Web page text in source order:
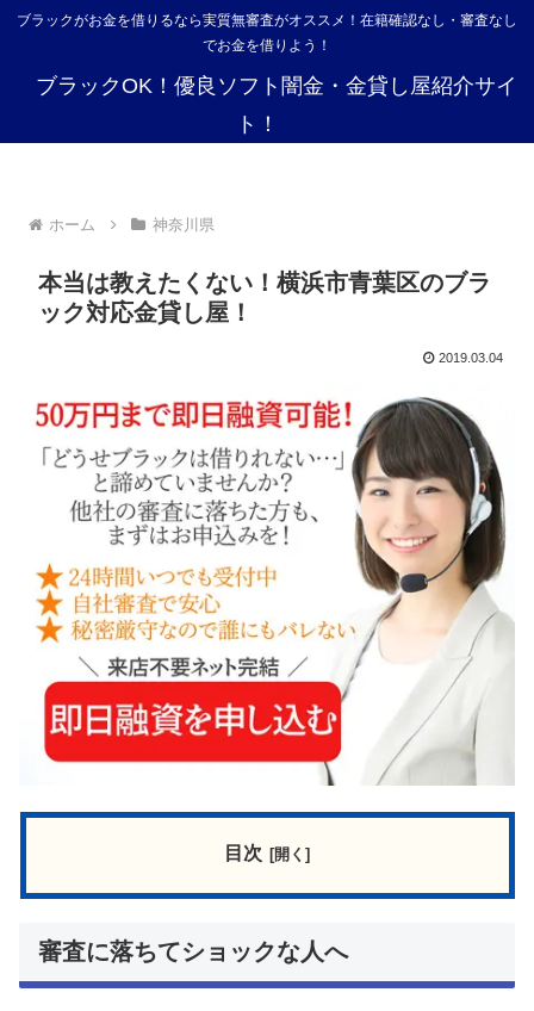
ブラックがお金を借りるなら実質無審査がオススメ！在籍確認なし・審査なし
でお金を借りよう！
ブラックOK！優良ソフト闇金・金貸し屋紹介サイ
ト！
ホーム 神奈川県
本当は教えたくない！横浜市青葉区のブラ
ック対応金貸し屋！
2019.03.04
目次
審査に落ちてショックな人へ